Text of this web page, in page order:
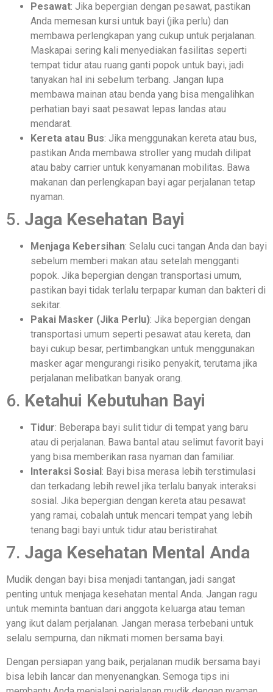
Pesawat: Jika bepergian dengan pesawat, pastikan
Anda memesan kursi untuk bayi (jika perlu) dan
membawa perlengkapan yang cukup untuk perjalanan.
Maskapai sering kali menyediakan fasilitas seperti
tempat tidur atau ruang ganti popok untuk bayi, jadi
tanyakan hal ini sebelum terbang. Jangan lupa
membawa mainan atau benda yang bisa mengalihkan
perhatian bayi saat pesawat lepas landas atau
mendarat.
Kereta atau Bus: Jika menggunakan kereta atau bus,
pastikan Anda membawa stroller yang mudah dilipat
atau baby carrier untuk kenyamanan mobilitas. Bawa
makanan dan perlengkapan bayi agar perjalanan tetap
nyaman.
5. Jaga Kesehatan Bayi
Menjaga Kebersihan: Selalu cuci tangan Anda dan bayi
sebelum memberi makan atau setelah mengganti
popok. Jika bepergian dengan transportasi umum,
pastikan bayi tidak terlalu terpapar kuman dan bakteri di
sekitar.
Pakai Masker (Jika Perlu): Jika bepergian dengan
transportasi umum seperti pesawat atau kereta, dan
bayi cukup besar, pertimbangkan untuk menggunakan
masker agar mengurangi risiko penyakit, terutama jika
perjalanan melibatkan banyak orang.
6. Ketahui Kebutuhan Bayi
Tidur: Beberapa bayi sulit tidur di tempat yang baru
atau di perjalanan. Bawa bantal atau selimut favorit bayi
yang bisa memberikan rasa nyaman dan familiar.
Interaksi Sosial : Bayi bisa merasa lebih terstimulasi
dan terkadang lebih rewel jika terlalu banyak interaksi
sosial. Jika bepergian dengan kereta atau pesawat
yang ramai, cobalah untuk mencari tempat yang lebih
tenang bagi bayi untuk tidur atau beristirahat.
7. Jaga Kesehatan Mental Anda
Mudik dengan bayi bisa menjadi tantangan, jadi sangat
penting untuk menjaga kesehatan mental Anda. Jangan ragu
untuk meminta bantuan dari anggota keluarga atau teman
yang ikut dalam perjalanan. Jangan merasa terbebani untuk
selalu sempurna, dan nikmati momen bersama bayi.
Dengan persiapan yang baik, perjalanan mudik bersama bayi
bisa lebih lancar dan menyenangkan. Semoga tips ini